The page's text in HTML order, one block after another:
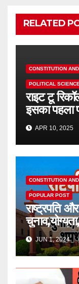
RELATED
CONSTITUTION
POLITICAL SCIENCE
राइट टू
इसका पहला
APR 10, 2025
CONSTITUTION
POPULAR POST
राष्ट्रपति
क्या अंतर है ?
JUN 1, 2024